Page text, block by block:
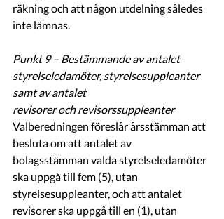
räkning och att någon utdelning således
inte lämnas.
Punkt 9 – Bestämmande av antalet
styrelseledamöter, styrelsesuppleanter
samt av antalet
revisorer och revisorssuppleanter
Valberedningen föreslår årsstämman att
besluta om att antalet av
bolagsstämman valda styrelseledamöter
ska uppgå till fem (5), utan
styrelsesuppleanter, och att antalet
revisorer ska uppgå till en (1), utan